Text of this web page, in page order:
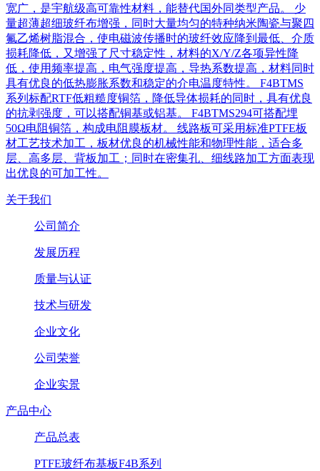
宽广，是宇航级高可靠性材料，能替代国外同类型产品。 少
量超薄超细玻纤布增强，同时大量均匀的特种纳米陶瓷与聚四
氟乙烯树脂混合，使电磁波传播时的玻纤效应降到最低、介质
损耗降低，又增强了尺寸稳定性，材料的X/Y/Z各项异性降
低，使用频率提高，电气强度提高，导热系数提高，材料同时
具有优良的低热膨胀系数和稳定的介电温度特性。 F4BTMS
系列标配RTF低粗糙度铜箔，降低导体损耗的同时，具有优良
的抗剥强度，可以搭配铜基或铝基。 F4BTMS294可搭配埋
50Ω电阻铜箔，构成电阻膜板材。 线路板可采用标准PTFE板
材工艺技术加工，板材优良的机械性能和物理性能，适合多
层、高多层、背板加工；同时在密集孔、细线路加工方面表现
出优良的可加工性。
关于我们
公司简介
发展历程
质量与认证
技术与研发
企业文化
公司荣誉
企业实景
产品中心
产品总表
PTFE玻纤布基板F4B系列